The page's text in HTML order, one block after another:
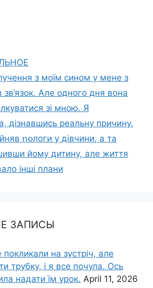
з моїм сином у мене з
зв’язок. Але одного дня вона
зі мною. Я
дізнавшись реальну причину.
ոօлоги у дівчини, а та
йому дитину, але життя
інші плани
ЗАПИСЫ
на зустріч, але
трубку, і я все почула. Ось
надати їм урок. April 11, 2026